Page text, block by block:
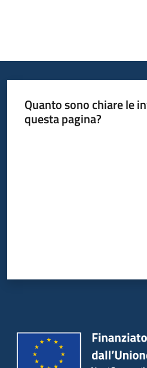
Quanto sono chiare le
questa pagina?